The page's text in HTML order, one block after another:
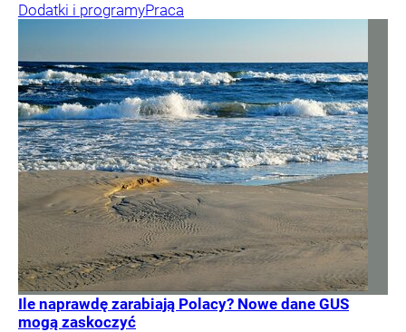
Dodatki i programyPraca
Ile naprawdę zarabiają Polacy? Nowe dane GUS
mogą zaskoczyć